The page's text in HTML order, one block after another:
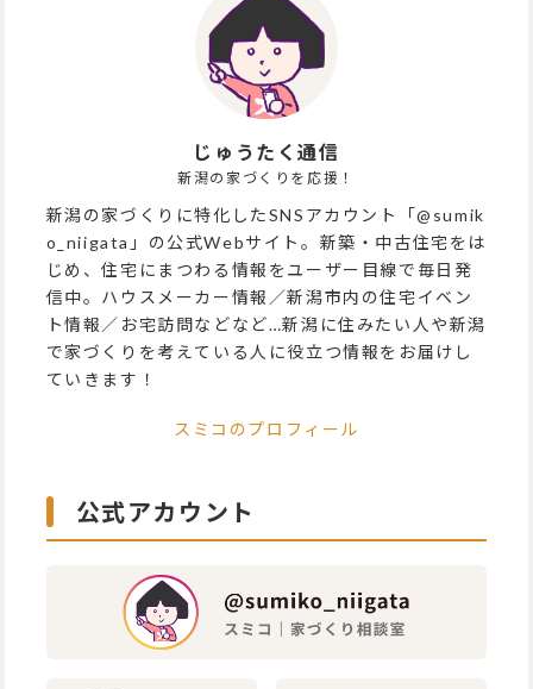
じゅうたく通信
新潟の家づくりを応援！
新潟の家づくりに特化したSNSアカウント「@sumik
o_niigata」の公式Webサイト。新築・中古住宅をは
じめ、住宅にまつわる情報をユーザー目線で毎日発
信中。ハウスメーカー情報／新潟市内の住宅イベン
ト情報／お宅訪問などなど…新潟に住みたい人や新潟
で家づくりを考えている人に役立つ情報をお届けし
ていきます！
スミコのプロフィール
公式アカウント